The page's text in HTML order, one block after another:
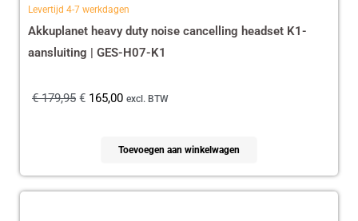
Levertijd 4-7 werkdagen
Akkuplanet heavy duty noise cancelling headset K1-
aansluiting | GES-H07-K1
€179,95 € 165,00 excl. BTW
Toevoegen aan winkelwagen